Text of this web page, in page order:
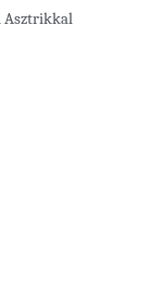
Asztrikkal